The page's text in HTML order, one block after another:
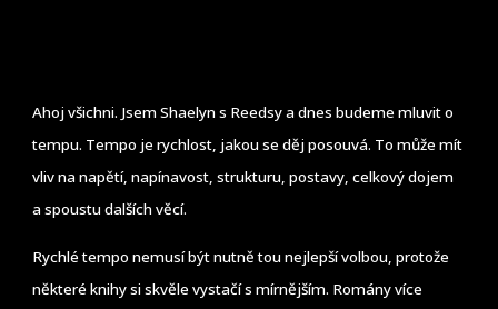
Ahoj všichni. Jsem Shaelyn s Reedsy a dnes budeme mluvit o
tempu. Tempo je rychlost, jakou se děj posouvá. To může mít
vliv na napětí, napínavost, strukturu, postavy, celkový dojem
a spoustu dalších věcí.
Rychlé tempo nemusí být nutně tou nejlepší volbou, protože
některé knihy si skvěle vystačí s mírnějším. Romány více